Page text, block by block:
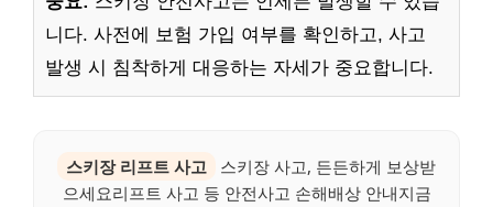
니다. 사전에 보험 가입 여부를 확인하고, 사고
발생 시 침착하게 대응하는 자세가 중요합니다.
스키장 리프트 사고
스키장 사고, 든든하게 보상받
으세요리프트 사고 등 안전사고 손해배상 안내지금